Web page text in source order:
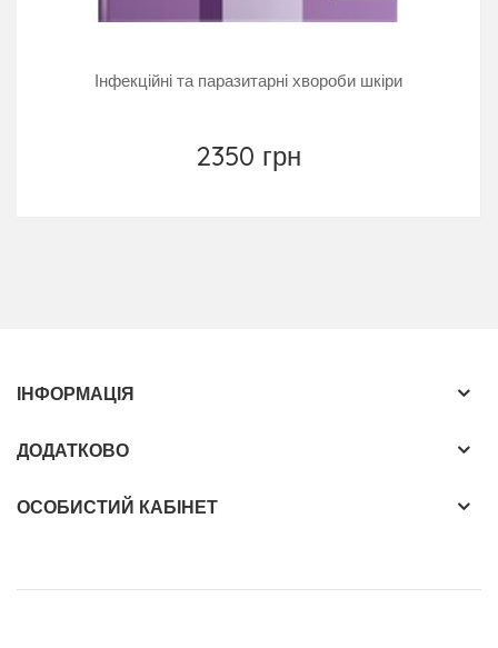
Інфекційні та паразитарні хвороби шкіри
2350 грн
ІНФОРМАЦІЯ
ДОДАТКОВО
ОСОБИСТИЙ КАБІНЕТ